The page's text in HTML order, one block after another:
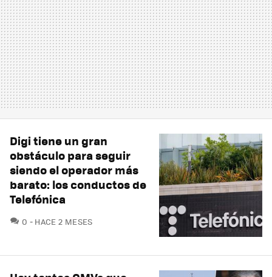
Digi tiene un gran
obstáculo para seguir
siendo el operador más
barato: los conductos de
Telefónica
0 COMENTARIOS
HACE 2 MESES